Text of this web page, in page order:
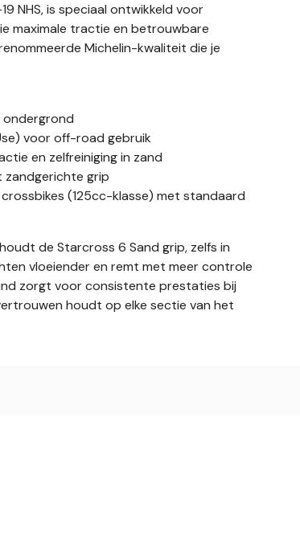
NHS, is speciaal ontwikkeld voor
maximale tractie en betrouwbare
Michelin-kwaliteit die je
ondergrond
voor off-road gebruik
en zelfreiniging in zand
zandgerichte grip
(125cc-klasse) met standaard
de Starcross 6 Sand grip, zelfs in
vloeiender en remt met meer controle
zorgt voor consistente prestaties bij
houdt op elke sectie van het